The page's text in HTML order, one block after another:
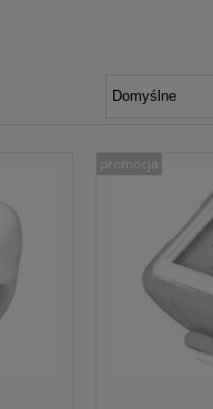
promocja